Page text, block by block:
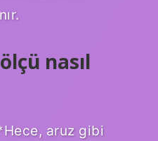
nasıl
aruz gibi